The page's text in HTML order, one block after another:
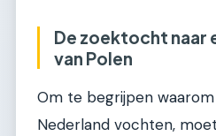
De zoektocht naar
van Polen
Om te begrijpen
Nederland vochten,